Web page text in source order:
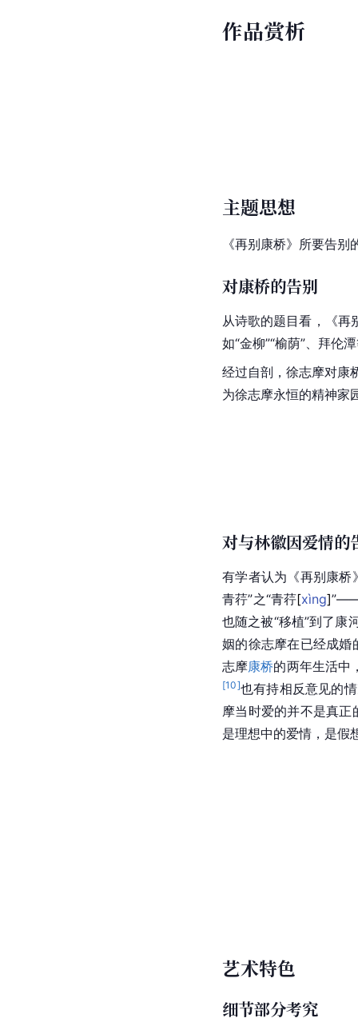
作品赏析
主题思想
《再别康桥》所要告别
对康桥的告别
从诗歌的题目看，《再
如“金柳”“榆荫”、拜伦
经过自剖，徐志摩对康
为徐志摩永恒的精神家
对与林徽因爱情的
有学者认为《再别康桥
青荇”之“青荇[xìng]
也随之被“移植”到了康
姻的徐志摩在已经成婚
志摩康桥的两年生活中
[10]也有持相反意见的
摩当时爱的并不是真
是理想中的爱情，是假
艺术特色
细节部分考究